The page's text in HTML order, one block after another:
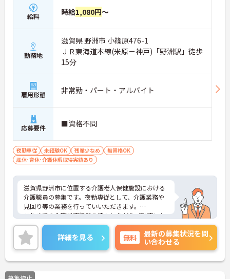
給料 時給1,080円～
勤務地
滋賀県 野洲市 小篠原476-1
ＪＲ東海道本線(米原－神戸)「野洲駅」徒歩
15分
雇用形態 非常勤・パート・アルバイト
応募要件 ■資格不問
夜勤専従 未経験OK 残業少なめ
無資格OK
産休･育休･介護休暇取得実績あり
滋賀県野洲市に位置する介護老人保健施設における
介護職員の募集です。夜勤専従として、介護業務や
見回り等の業務を行っていいただきます。
これまでの介護業務経験を活かしながらご勤務いた
だける職場環境です。
ご興味のある方には、面接対策ポイントなど、さら
に詳細をお話しいたしますのでお気軽にご相談くだ
さい！
詳細を見る 無料
最新の募集状況を問
い合わせる